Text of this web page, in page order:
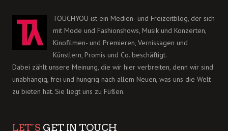
TOUCHYOU ist ein Medien- und Freizeitblog, der sich
mit Mode und Fashionshows, Musik und Konzerten,
Kinofilmen- und Premieren, Vernissagen und
Künstlern, Promis und Co. beschäftigt.
Dabei zählt unsere Meinung, die wir hier verbreiten, denn wir sind
unabhängig, frei und hungrig nach allem Neuen, was uns die Welt
zu bieten hat. Sie liegt uns zu Füßen.
LET´S GET IN TOUCH